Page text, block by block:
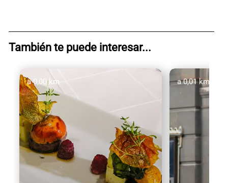
También te puede interesar...
a 0,00 km a 0,01 km